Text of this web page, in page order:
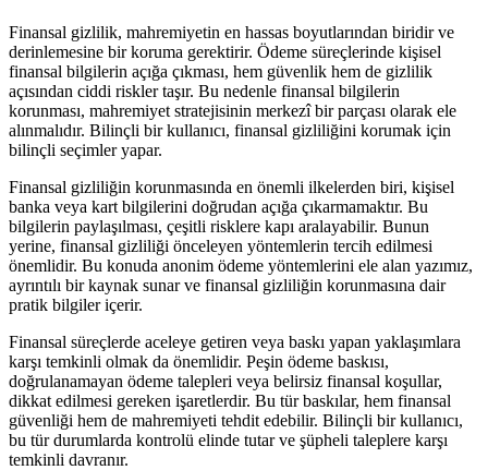
Finansal gizlilik, mahremiyetin en hassas boyutlarından biridir ve
derinlemesine bir koruma gerektirir. Ödeme süreçlerinde kişisel
finansal bilgilerin açığa çıkması, hem güvenlik hem de gizlilik
açısından ciddi riskler taşır. Bu nedenle finansal bilgilerin
korunması, mahremiyet stratejisinin merkezî bir parçası olarak ele
alınmalıdır. Bilinçli bir kullanıcı, finansal gizliliğini korumak için
bilinçli seçimler yapar.
Finansal gizliliğin korunmasında en önemli ilkelerden biri, kişisel
banka veya kart bilgilerini doğrudan açığa çıkarmamaktır. Bu
bilgilerin paylaşılması, çeşitli risklere kapı aralayabilir. Bunun
yerine, finansal gizliliği önceleyen yöntemlerin tercih edilmesi
önemlidir. Bu konuda anonim ödeme yöntemlerini ele alan yazımız,
ayrıntılı bir kaynak sunar ve finansal gizliliğin korunmasına dair
pratik bilgiler içerir.
Finansal süreçlerde aceleye getiren veya baskı yapan yaklaşımlara
karşı temkinli olmak da önemlidir. Peşin ödeme baskısı,
doğrulanamayan ödeme talepleri veya belirsiz finansal koşullar,
dikkat edilmesi gereken işaretlerdir. Bu tür baskılar, hem finansal
güvenliği hem de mahremiyeti tehdit edebilir. Bilinçli bir kullanıcı,
bu tür durumlarda kontrolü elinde tutar ve şüpheli taleplere karşı
temkinli davranır.